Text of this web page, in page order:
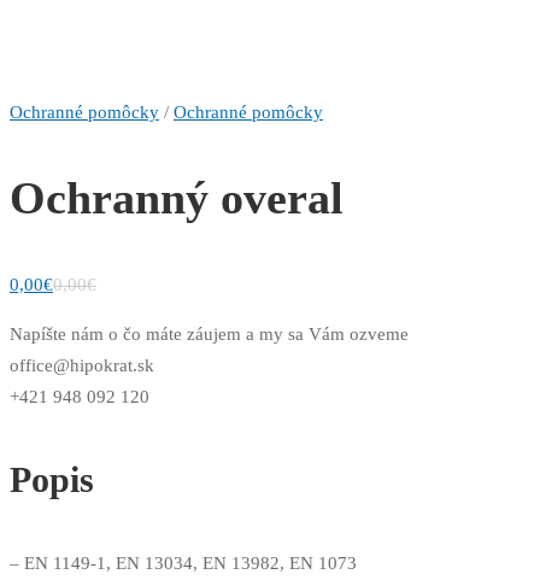
Ochranné pomôcky / Ochranné pomôcky
Ochranný overal
0,00€0,00€
Napíšte nám o čo máte záujem a my sa Vám ozveme
office@hipokrat.sk
+421 948 092 120
Popis
– EN 1149-1, EN 13034, EN 13982, EN 1073